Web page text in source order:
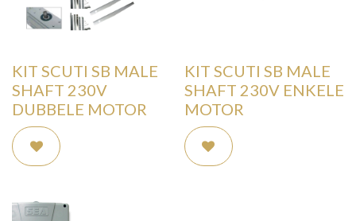
KIT SCUTI SB MALE
SHAFT 230V
DUBBELE MOTOR
KIT SCUTI SB MALE
SHAFT 230V ENKELE
MOTOR